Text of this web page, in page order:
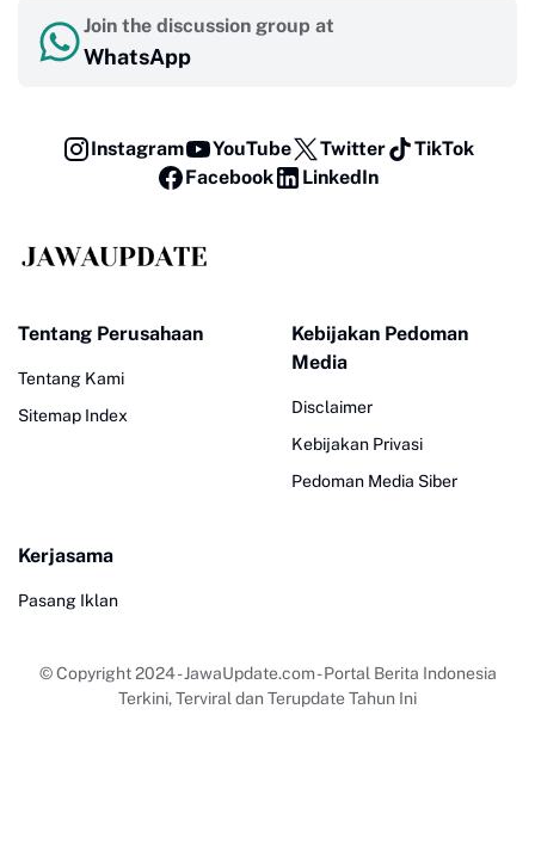
Join the discussion group at
WhatsApp
Instagram YouTube Twitter
TikTok
Facebook
LinkedIn
Tentang Perusahaan
Tentang Kami
Sitemap Index
Kebijakan Pedoman
Media
Disclaimer
Kebijakan Privasi
Pedoman Media Siber
Kerjasama
Pasang Iklan
© Copyright 2024-JawaUpdate.com - Portal Berita Indonesia
Terkini, Terviral dan Terupdate Tahun Ini